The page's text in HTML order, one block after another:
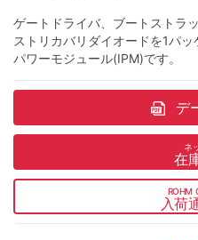
ゲートドライバ、ブートストラ
ストリカバリダイオードを1パ
パワーモジュール(IPM)です。
デ
ネ
在
ROHM
入荷